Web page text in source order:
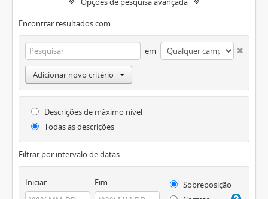
Encontrar resultados com:
em
Adicionar novo critério
Descrições de máximo nível
Todas as descrições
Filtrar por intervalo de datas:
Iniciar Fim
Sobreposição